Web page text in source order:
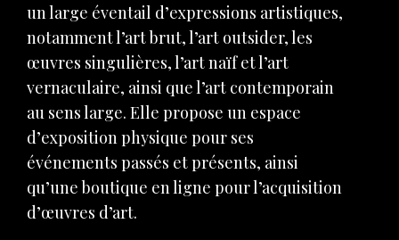
un large éventail d’expressions artistiques,
notamment l’art brut, l’art outsider, les
œuvres singulières, l’art naïf et l’art
vernaculaire, ainsi que l’art contemporain
au sens large. Elle propose un espace
d’exposition physique pour ses
événements passés et présents, ainsi
qu’une boutique en ligne pour l’acquisition
d’œuvres d’art.